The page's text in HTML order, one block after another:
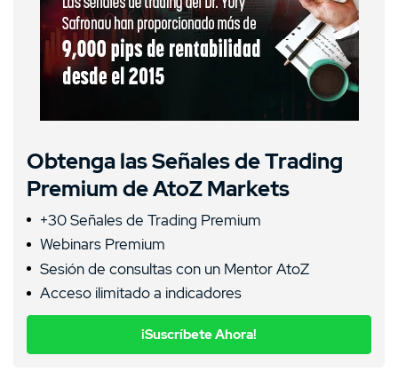
Obtenga las Señales de Trading
Premium de AtoZ Markets
+30 Señales de Trading Premium
Webinars Premium
Sesión de consultas con un Mentor AtoZ
Acceso ilimitado a indicadores
¡Suscríbete Ahora!